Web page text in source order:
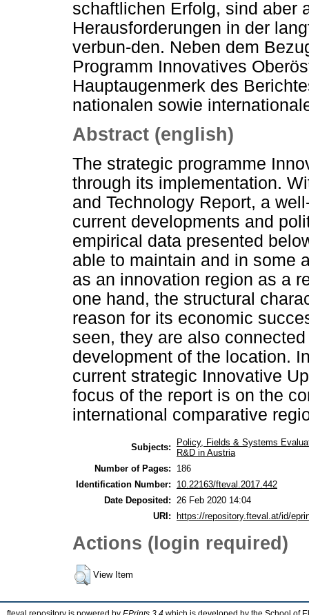
schaftlichen Erfolg, sind aber
Herausforderungen in der
verbun-den. Neben dem
Programm Innovatives
Hauptaugenmerk des
nationalen sowie
Abstract (english)
The strategic programme
through its implementation.
and Technology Report, a
current developments and
empirical data presented
able to maintain and in some
as an innovation region as a
one hand, the structural
reason for its economic
seen, they are also
development of the location.
current strategic Innovative
focus of the report is on the
international comparative
Subjects:
Policy, Fields & Systems
R&D in Austria
Number of Pages:
186
Identification Number:
10.22163/fteval.2017.442
Date Deposited:
26 Feb 2020 14:04
URI: https://repository.fteval.at/id/
Actions (login required)
View Item